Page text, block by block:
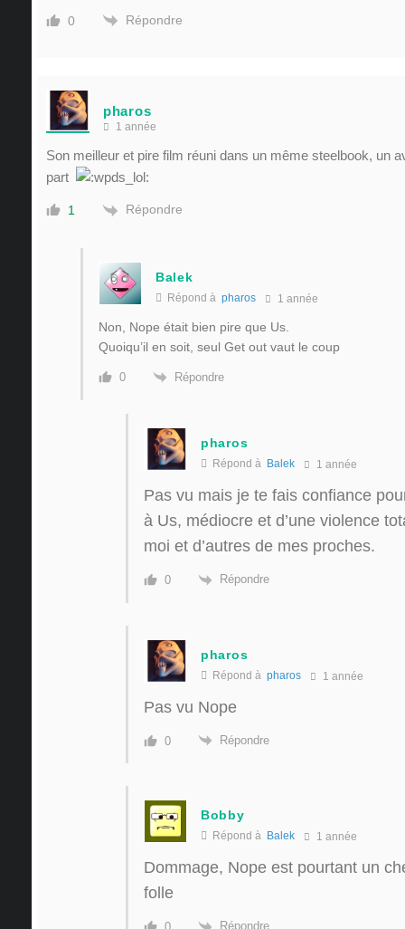
0 Répondre
pharos
1 année
Son meilleur et pire film réuni dans un même steelbook, un
part
1 Répondre
Balek
Répond à pharos 1 année
Non, Nope était bien pire que Us.
Quoiqu’il en soit, seul Get out vaut le coup
0 Répondre
pharos
Répond à Balek 1 année
Pas vu mais je te fais confiance
à Us, médiocre et d’une violence
moi et d’autres de mes proches.
0 Répondre
pharos
Répond à pharos 1 année
Pas vu Nope
0 Répondre
Bobby
Répond à Balek 1 année
Dommage, Nope est pourtant un
folle
Répondre